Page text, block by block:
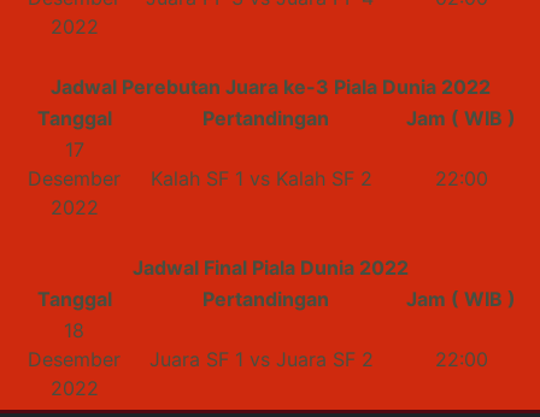
2022
Jadwal Perebutan Juara ke-3 Piala Dunia 2022
Tanggal
Pertandingan
Jam ( WIB )
17
Desember
2022
Kalah SF 1 vs Kalah SF 2 22:00
Jadwal Final Piala Dunia 2022
Tanggal
Pertandingan
Jam ( WIB )
18
Desember
2022
Juara SF 1 vs Juara SF 2 22:00